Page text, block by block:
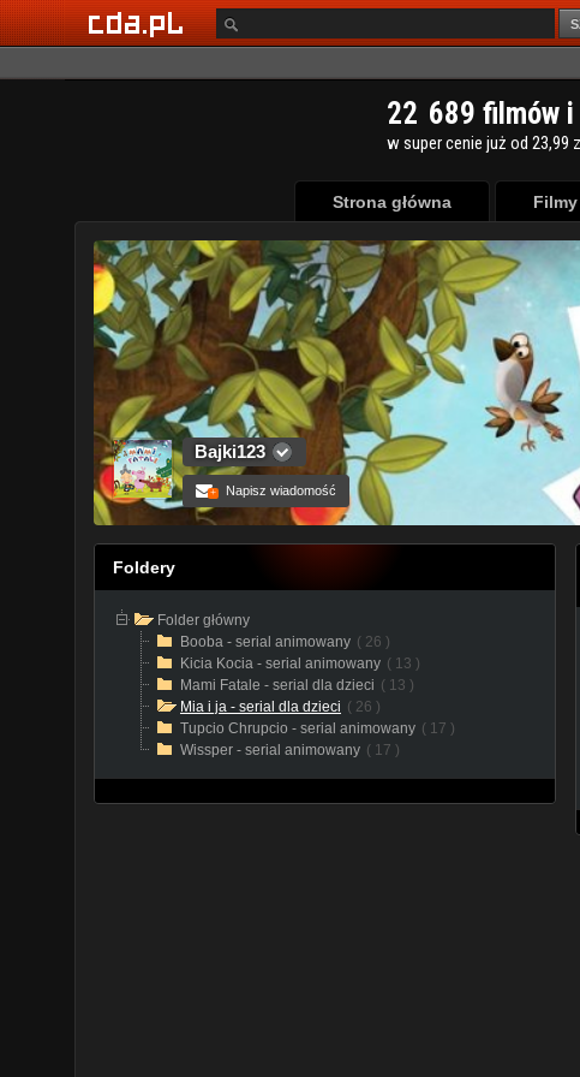
Strona główna
Bajki123
+ Napisz wiadomość
Foldery
Folder główny
Booba - serial animowany ( 26 )
Kicia Kocia - serial animowany ( 13 )
Mami Fatale - serial dla dzieci ( 13 )
Mia i ja - serial dla dzieci ( 26 )
Tupcio Chrupcio - serial animowany ( 17 )
Wissper - serial animowany ( 17 )